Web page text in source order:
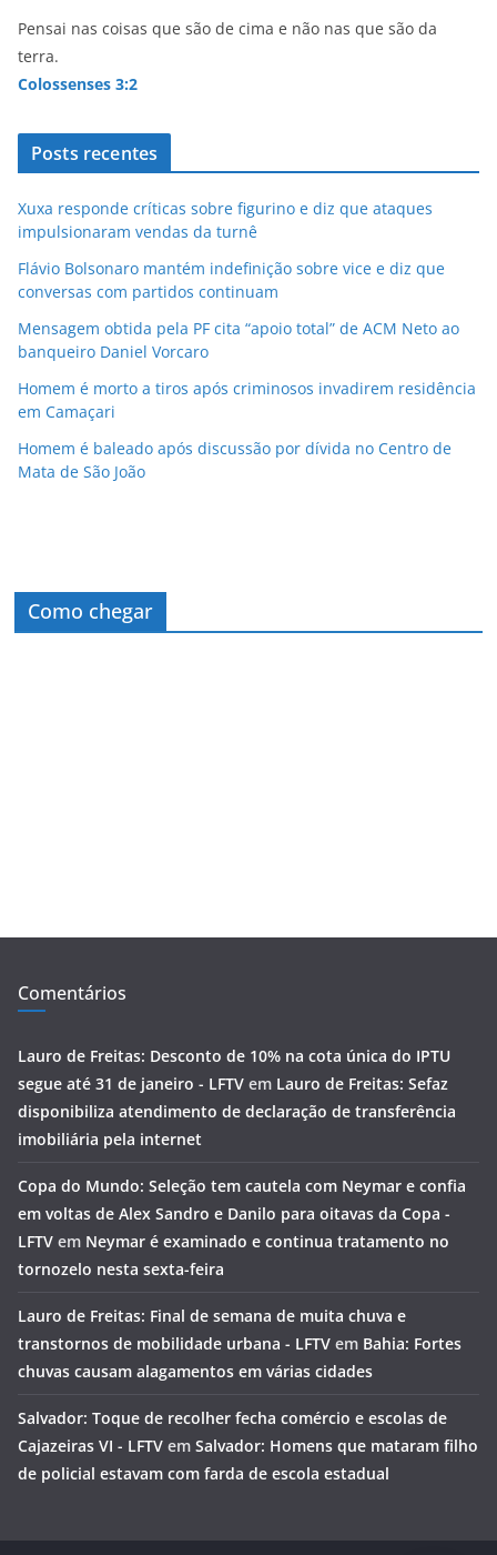
Pensai nas coisas que são de cima e não nas que são da
terra.
Colossenses 3:2
Posts recentes
Xuxa responde críticas sobre figurino e diz que ataques
impulsionaram vendas da turnê
Flávio Bolsonaro mantém indefinição sobre vice e diz que
conversas com partidos continuam
Mensagem obtida pela PF cita “apoio total” de ACM Neto ao
banqueiro Daniel Vorcaro
Homem é morto a tiros após criminosos invadirem residência
em Camaçari
Homem é baleado após discussão por dívida no Centro de
Mata de São João
Como chegar
Comentários
Lauro de Freitas: Desconto de 10% na cota única do IPTU
segue até 31 de janeiro - LFTV em Lauro de Freitas: Sefaz
disponibiliza atendimento de declaração de transferência
imobiliária pela internet
Copa do Mundo: Seleção tem cautela com Neymar e confia
em voltas de Alex Sandro e Danilo para oitavas da Copa -
LFTV em Neymar é examinado e continua tratamento no
tornozelo nesta sexta-feira
Lauro de Freitas: Final de semana de muita chuva e
transtornos de mobilidade urbana - LFTV em Bahia: Fortes
chuvas causam alagamentos em várias cidades
Salvador: Toque de recolher fecha comércio e escolas de
Cajazeiras VI - LFTV em Salvador: Homens que mataram filho
de policial estavam com farda de escola estadual